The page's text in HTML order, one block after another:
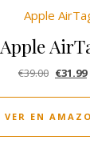
Apple
€39.00 El
€31.99
VER EN